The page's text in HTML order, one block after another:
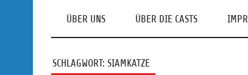
ÜBER UNS ÜBER DIE CASTS
SCHLAGWORT: SIAMKATZE